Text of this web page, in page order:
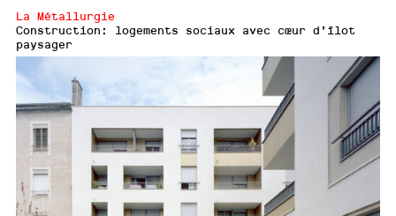
La Métallurgie
Construction: logements sociaux avec cœur d’îlot
paysager